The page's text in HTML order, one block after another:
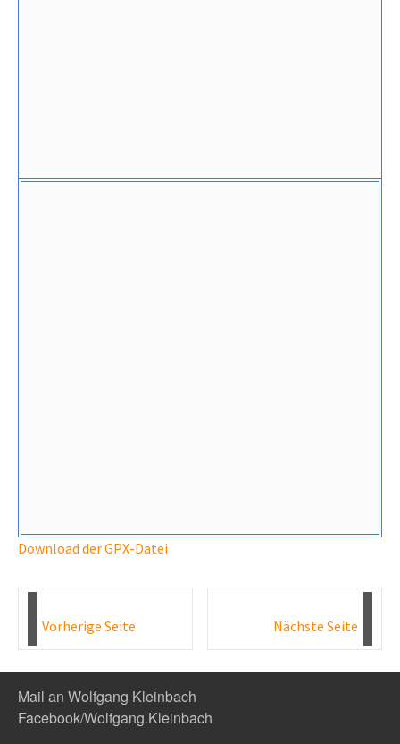
Download der GPX-Datei
Vorherige Seite Nächste Seite
Mail an Wolfgang Kleinbach
Facebook/Wolfgang.Kleinbach